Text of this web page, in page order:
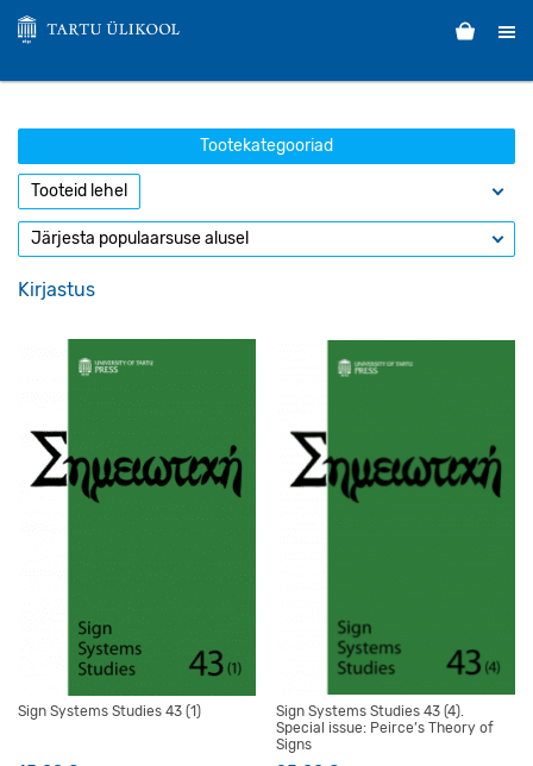
Tootekategooriad
Kirjastus
Sign Systems Studies 43 (1)
Sign Systems Studies 43 (4).
Special issue: Peirce’s Theory of
Signs